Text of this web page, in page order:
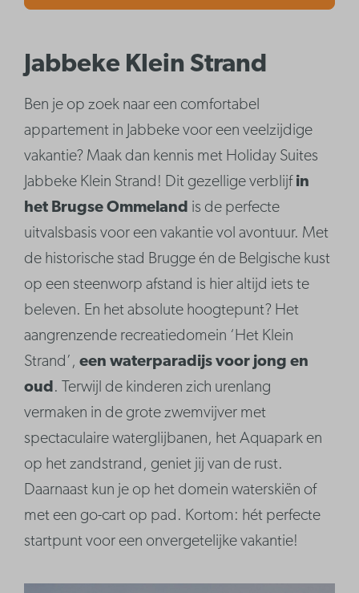
Jabbeke Klein Strand
Ben je op zoek naar een comfortabel
appartement in Jabbeke voor een veelzijdige
vakantie? Maak dan kennis met Holiday Suites
Jabbeke Klein Strand! Dit gezellige verblijf in
het Brugse Ommeland is de perfecte
uitvalsbasis voor een vakantie vol avontuur. Met
de historische stad Brugge én de Belgische kust
op een steenworp afstand is hier altijd iets te
beleven. En het absolute hoogtepunt? Het
aangrenzende recreatiedomein ‘Het Klein
Strand’,een waterparadijs voor jong en
oud. Terwijl de kinderen zich urenlang
vermaken in de grote zwemvijver met
spectaculaire waterglijbanen, het Aquapark en
op het zandstrand, geniet jij van de rust.
Daarnaast kun je op het domein waterskiën of
met een go-cart op pad. Kortom: hét perfecte
startpunt voor een onvergetelijke vakantie!